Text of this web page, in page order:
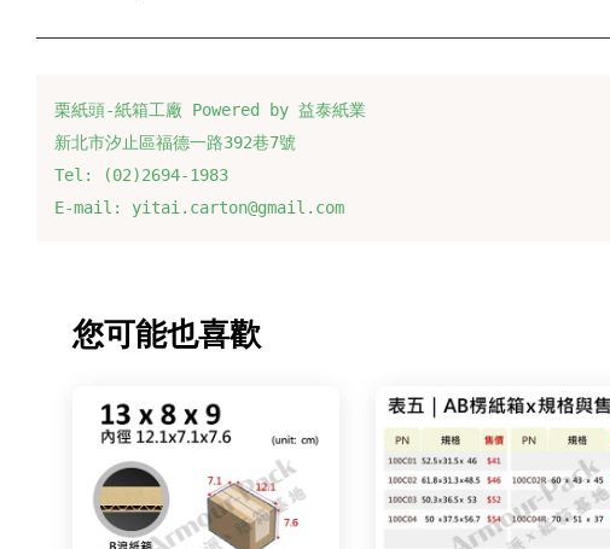
栗紙頭-紙箱工廠 Powered by 益泰紙業
新北市汐止區福德一路392巷7號
Tel: (02)2694-1983
E-mail: yitai.carton@gmail.com
您可能也喜歡